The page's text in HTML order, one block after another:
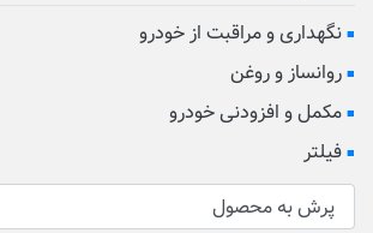
نگهداری و مراقبت از خودرو
روانساز و روغن
مکمل و افزودنی خودرو
فیلتر